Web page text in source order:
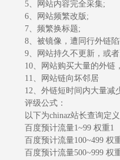
5、网站内容完全采集;
6、网站频繁改版;
7、频繁换标题;
8、被镜像，遭同行外链陷
9、网站持久不更新，或者
10、网站购买大量的外链
11、网站链向坏邻居
12、外链短时间内大量减
评级公式：
以下为chinaz站长查询定义
百度预计流量1~99 权重1
百度预计流量100~499 权
百度预计流量500~999 权